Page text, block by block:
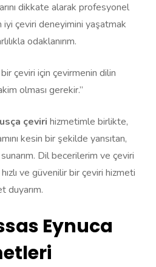
dikkate alarak profesyonel
iyi çeviri deneyimini yaşatmak
odaklanırım.
çeviri için çevirmenin dilin
olması gerekir.”
çeviri hizmetimle birlikte,
kesin bir şekilde yansıtan,
Dil becerilerim ve çeviri
ve güvenilir bir çeviri hizmeti
duyarım.
Eynuca